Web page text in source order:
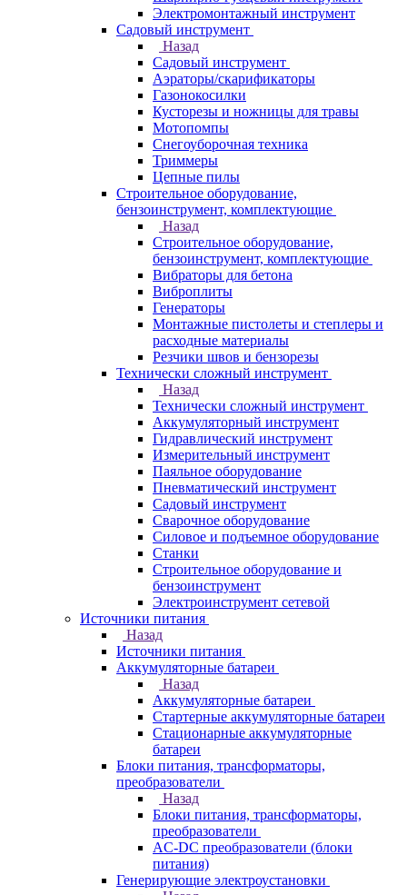
Электромонтажный инструмент
Садовый инструмент
Назад
Садовый инструмент
Аэраторы/скарификаторы
Газонокосилки
Кусторезы и ножницы для травы
Мотопомпы
Снегоуборочная техника
Триммеры
Цепные пилы
Строительное оборудование,
бензоинструмент, комплектующие
Назад
Строительное оборудование,
бензоинструмент, комплектующие
Вибраторы для бетона
Виброплиты
Генераторы
Монтажные пистолеты и степлеры и
расходные материалы
Резчики швов и бензорезы
Технически сложный инструмент
Назад
Технически сложный инструмент
Аккумуляторный инструмент
Гидравлический инструмент
Измерительный инструмент
Паяльное оборудование
Пневматический инструмент
Садовый инструмент
Сварочное оборудование
Силовое и подъемное оборудование
Станки
Строительное оборудование и
бензоинструмент
Электроинструмент сетевой
Источники питания
Назад
Источники питания
Аккумуляторные батареи
Назад
Аккумуляторные батареи
Стартерные аккумуляторные батареи
Стационарные аккумуляторные
батареи
Блоки питания, трансформаторы,
преобразователи
Назад
Блоки питания, трансформаторы,
преобразователи
AC-DC преобразователи (блоки
питания)
Генерирующие электроустановки